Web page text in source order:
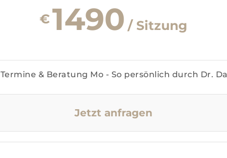
€1490 / Sitzung
Termine & Beratung Mo - So persönlich durch Dr.
Jetzt anfragen